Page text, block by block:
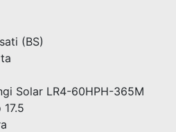
(BS)
Solar LR4-60HPH-365M